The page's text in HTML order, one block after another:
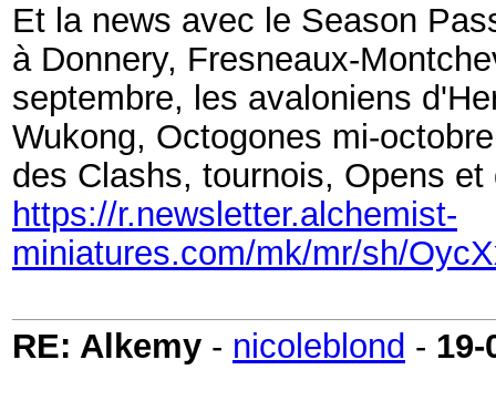
Et la news avec le Season
à Donnery, Fresneaux-
septembre, les avaloniens
Wukong, Octogones mi-
des Clashs, tournois, Opens
https://r.newsletter.alchemist-
miniatures.com/mk/mr/sh/
RE: Alkemy - nicoleblond - 19-